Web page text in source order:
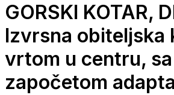
GORSKI KOTAR,
Izvrsna obiteljska
vrtom u centru, sa
započetom